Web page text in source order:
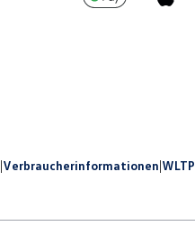
|Verbraucherinformationen|WLTP